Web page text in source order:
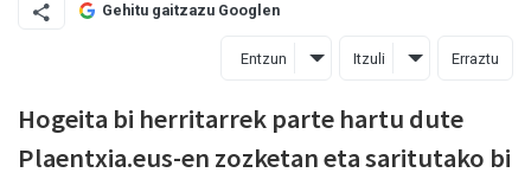
Gehitu gaitzazu Googlen
Entzun Itzuli Erraztu
Hogeita bi herritarrek parte hartu dute
Plaentxia.eus-en zozketan eta saritutako bi